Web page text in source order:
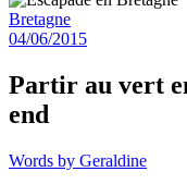
Bretagne
04/06/2015
Partir au vert
end
Words by Geraldine